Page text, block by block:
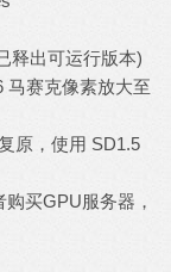
释出可运行版本)
马赛克像素放大至
原，使用 SD1.5
买GPU服务器，